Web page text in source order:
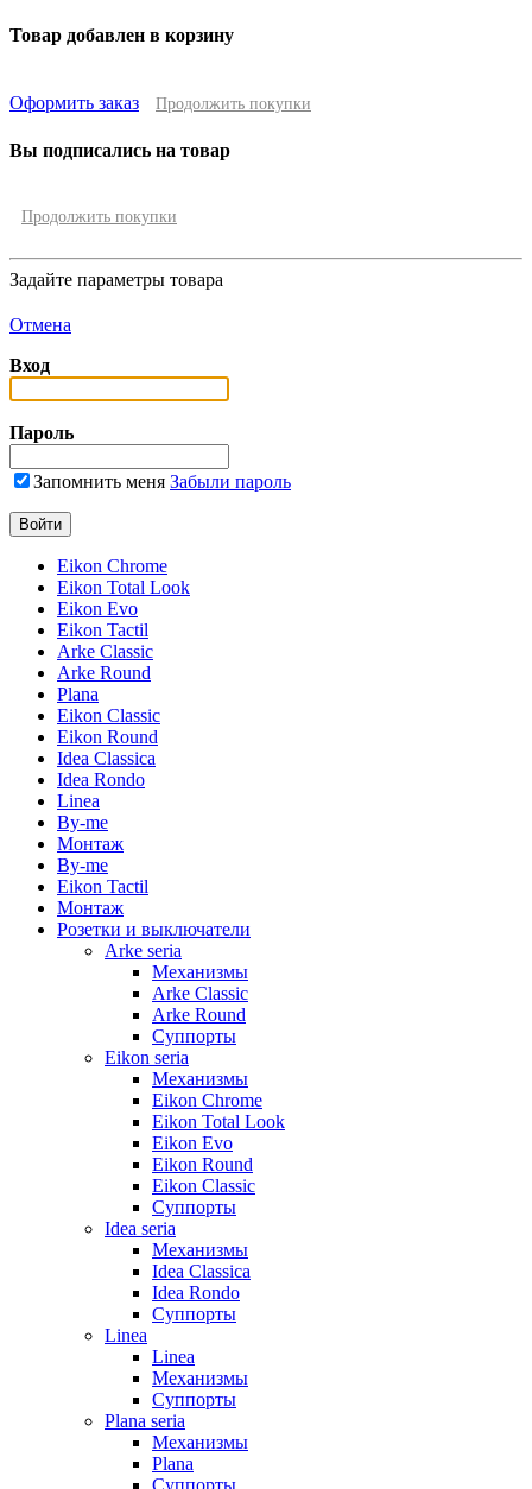
Товар добавлен в корзину
Оформить заказ Продолжить покупки
Вы подписались на товар
Продолжить покупки
Задайте параметры товара
Отмена
Вход
Пароль
Запомнить меня Забыли пароль
Eikon Chrome
Eikon Total Look
Eikon Evo
Eikon Tactil
Arke Classic
Arke Round
Plana
Eikon Classic
Eikon Round
Idea Classica
Idea Rondo
Linea
By-me
Монтаж
By-me
Eikon Tactil
Монтаж
Розетки и выключатели
Arke seria
Механизмы
Arke Classic
Arke Round
Суппорты
Eikon seria
Механизмы
Eikon Chrome
Eikon Total Look
Eikon Evo
Eikon Round
Eikon Classic
Суппорты
Idea seria
Механизмы
Idea Classica
Idea Rondo
Суппорты
Linea
Linea
Механизмы
Суппорты
Plana seria
Механизмы
Plana
Суппорты